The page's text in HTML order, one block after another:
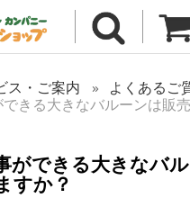
ス・ご案内
よくあるご
できる大きなバルーンは販
ができる大きなバ
すか？